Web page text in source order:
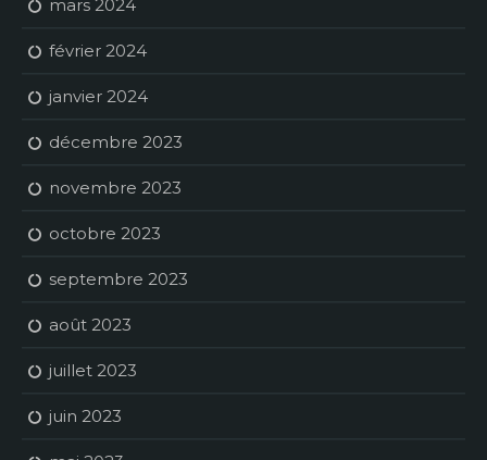
mars 2024
février 2024
janvier 2024
décembre 2023
novembre 2023
octobre 2023
septembre 2023
août 2023
juillet 2023
juin 2023